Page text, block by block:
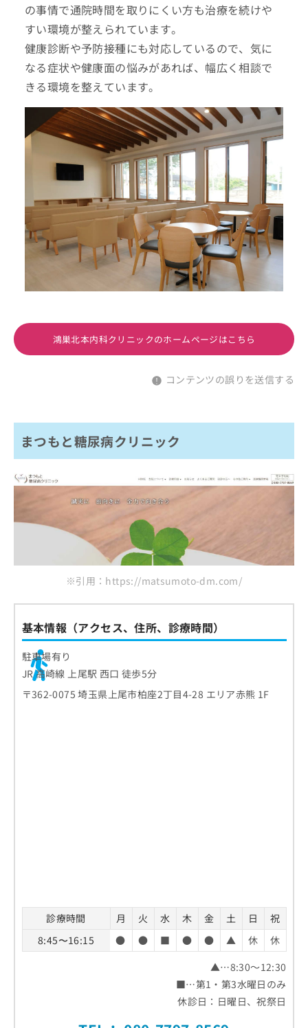
の事情で通院時間を取りにくい方も治療を続けや
すい環境が整えられています。
健康診断や予防接種にも対応しているので、気に
なる症状や健康面の悩みがあれば、幅広く相談で
きる環境を整えています。
鴻巣北本内科クリニックのホームページはこちら
コンテンツの誤りを送信する
まつもと糖尿病クリニック
※引用：https://matsumoto-dm.com/
基本情報（アクセス、住所、診療時間）
駐車場有り
JR 高崎線 上尾駅 西口 徒歩5分
〒362-0075 埼玉県上尾市柏座2丁目4-28 エリア赤熊 1F
診療時間 月 火 水 木 金 土 日
祝
8:45〜16:15
● ● ■ ● ● ▲ 休
休
▲…8:30～12:30
■…第1・第3水曜日のみ
休診日：日曜日、祝祭日